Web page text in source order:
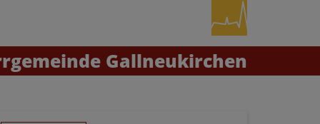
Gallneukirchen